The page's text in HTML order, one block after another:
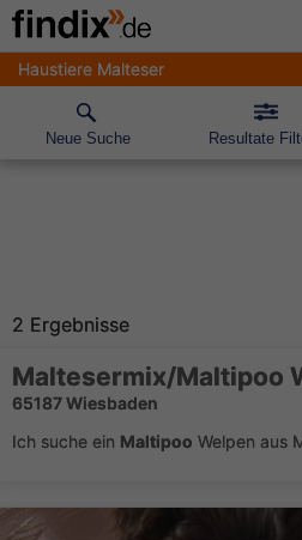
Haustiere Malteser
Neue Suche Resultate
2 Ergebnisse
Maltesermix/Maltipoo
65187 Wiesbaden
Ich suche ein Maltipoo Welpen aus